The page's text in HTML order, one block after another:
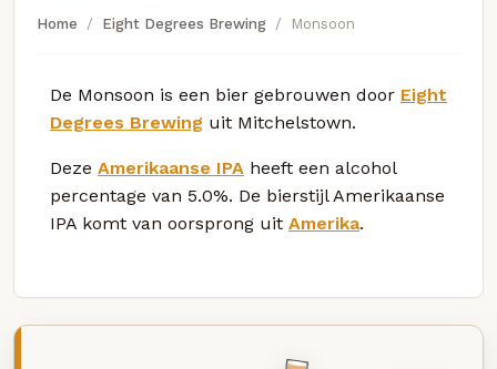
Home Eight Degrees Brewing Monsoon
De Monsoon is een bier gebrouwen door Eight
Degrees Brewing uit Mitchelstown.
Deze Amerikaanse IPA heeft een alcohol
percentage van 5.0%. De bierstijl Amerikaanse
IPA komt van oorsprong uit Amerika.